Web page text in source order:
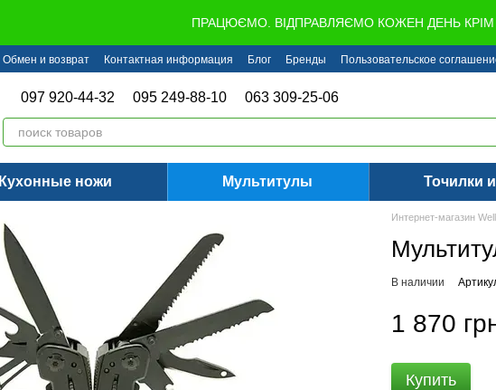
ПРАЦЮЄМО. ВІДПРАВЛЯЄМО КОЖЕН ДЕНЬ КРІМ
Обмен и возврат Контактная информация Блог Бренды Пользовательское
097 920-44-32 095 249-88-10 063 309-25-06
Кухонные ножи Мультитулы Точилки
Интернет-магазин
В наличии
1 870
Купить